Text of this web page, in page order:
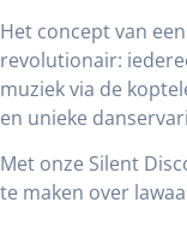
Het concept van
revolutionair:
muziek via de
en unieke
Met onze Silent
te maken over